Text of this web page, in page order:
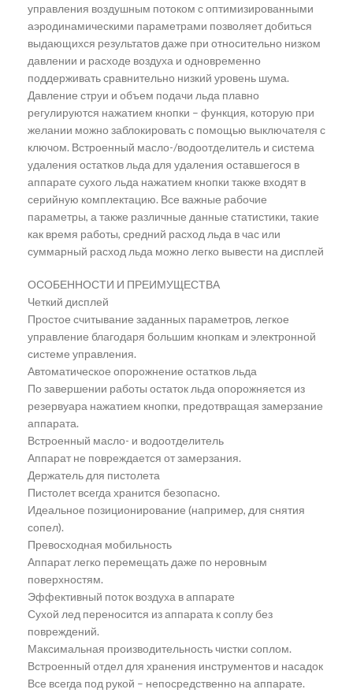
управления воздушным потоком с оптимизированными
аэродинамическими параметрами позволяет добиться
выдающихся результатов даже при относительно низком
давлении и расходе воздуха и одновременно
поддерживать сравнительно низкий уровень шума.
Давление струи и объем подачи льда плавно
регулируются нажатием кнопки – функция, которую при
желании можно заблокировать с помощью выключателя с
ключом. Встроенный масло-/водоотделитель и система
удаления остатков льда для удаления оставшегося в
аппарате сухого льда нажатием кнопки также входят в
серийную комплектацию. Все важные рабочие
параметры, а также различные данные статистики, такие
как время работы, средний расход льда в час или
суммарный расход льда можно легко вывести на дисплей
ОСОБЕННОСТИ И ПРЕИМУЩЕСТВА
Четкий дисплей
Простое считывание заданных параметров, легкое
управление благодаря большим кнопкам и электронной
системе управления.
Автоматическое опорожнение остатков льда
По завершении работы остаток льда опорожняется из
резервуара нажатием кнопки, предотвращая замерзание
аппарата.
Встроенный масло- и водоотделитель
Аппарат не повреждается от замерзания.
Держатель для пистолета
Пистолет всегда хранится безопасно.
Идеальное позиционирование (например, для снятия
сопел).
Превосходная мобильность
Аппарат легко перемещать даже по неровным
поверхностям.
Эффективный поток воздуха в аппарате
Сухой лед переносится из аппарата к соплу без
повреждений.
Максимальная производительность чистки соплом.
Встроенный отдел для хранения инструментов и насадок
Все всегда под рукой – непосредственно на аппарате.